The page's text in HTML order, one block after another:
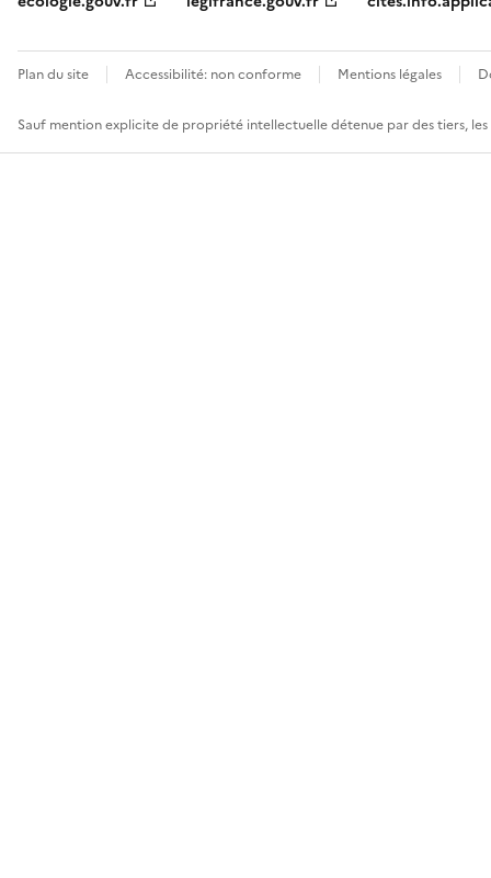
Plan du site Accessibilité: non conforme Mentions légales
Sauf mention explicite de propriété intellectuelle détenue par des tiers,